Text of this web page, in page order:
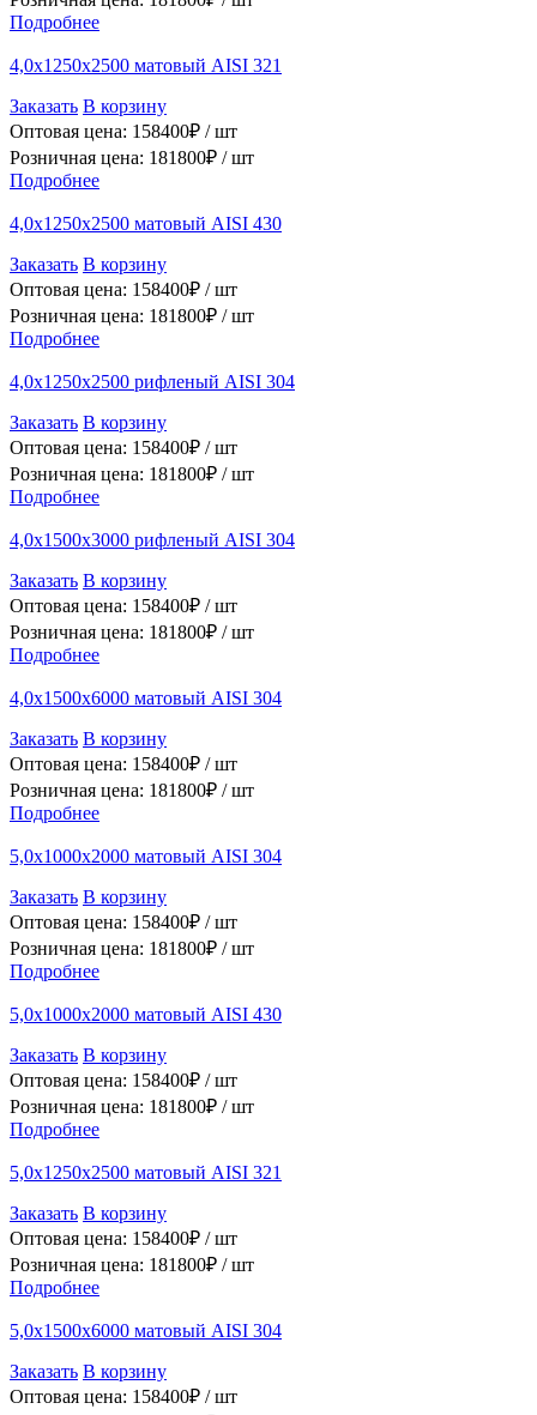
Подробнее
4,0х1250х2500 матовый AISI 321
Заказать В корзину
Оптовая цена: 158400₽ /шт
Розничная цена: 181800₽ /шт
Подробнее
4,0х1250х2500 матовый AISI 430
Заказать В корзину
Оптовая цена: 158400₽ /шт
Розничная цена: 181800₽ /шт
Подробнее
4,0х1250х2500 рифленый AISI 304
Заказать В корзину
Оптовая цена: 158400₽ /шт
Розничная цена: 181800₽ /шт
Подробнее
4,0х1500х3000 рифленый AISI 304
Заказать В корзину
Оптовая цена: 158400₽ /шт
Розничная цена: 181800₽ /шт
Подробнее
4,0х1500х6000 матовый AISI 304
Заказать В корзину
Оптовая цена: 158400₽ /шт
Розничная цена: 181800₽ /шт
Подробнее
5,0х1000х2000 матовый AISI 304
Заказать В корзину
Оптовая цена: 158400₽ /шт
Розничная цена: 181800₽ /шт
Подробнее
5,0х1000х2000 матовый AISI 430
Заказать В корзину
Оптовая цена: 158400₽ /шт
Розничная цена: 181800₽ /шт
Подробнее
5,0х1250х2500 матовый AISI 321
Заказать В корзину
Оптовая цена: 158400₽ /шт
Розничная цена: 181800₽ /шт
Подробнее
5,0х1500х6000 матовый AISI 304
Заказать В корзину
Оптовая цена: 158400₽ /шт